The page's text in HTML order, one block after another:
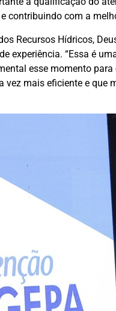
contribuindo com a
Recursos Hídricos,
experiência. “Essa é
esse momento
mais eficiente e que